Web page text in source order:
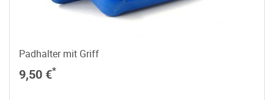
Padhalter mit Griff
9,50 €*